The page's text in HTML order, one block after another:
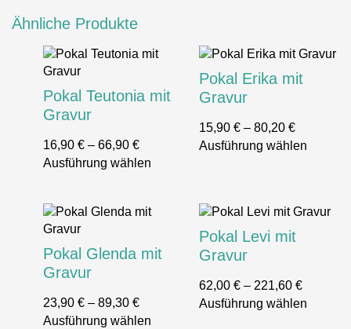
Ähnliche Produkte
Pokal Teutonia mit
Gravur
16,90 € – 66,90 €
Ausführung wählen
Pokal Erika mit
Gravur
15,90 € – 80,20 €
Ausführung wählen
Pokal Glenda mit
Gravur
23,90 € – 89,30 €
Ausführung wählen
Pokal Levi mit
Gravur
62,00 € – 221,60 €
Ausführung wählen